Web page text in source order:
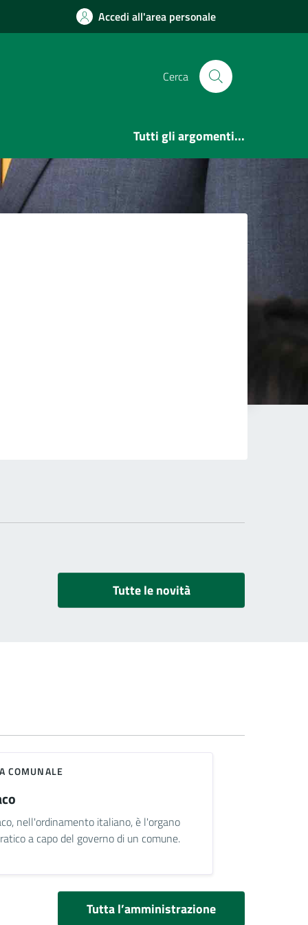
Accedi all'area personale
Cerca
Tutti gli argomenti...
Tutte le novità
COMUNALE
nell'ordinamento italiano, è l'organo
a capo del governo di un comune.
Tutta l’amministrazione